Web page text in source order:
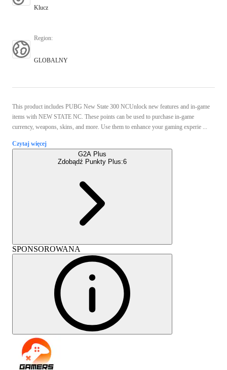
Klucz
Region:
GLOBALNY
This product includes PUBG New State 300 NCUnlock new features and in-game
items with NEW STATE NC. These points can be used to purchase in-game
currency, weapons, skins, and more. Use them to enhance your gaming experie ...
Czytaj więcej
G2A Plus
Zdobądź Punkty Plus:6
SPONSOROWANA